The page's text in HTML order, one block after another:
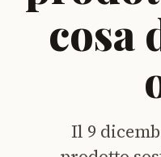
cosa
Il 9